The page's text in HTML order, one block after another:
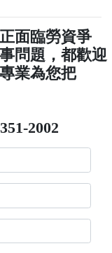
面臨勞資爭
問題，都歡迎
業為您把
2002